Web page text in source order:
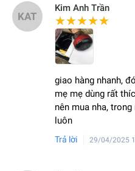
KAT
Kim Anh Trần
★★★★★
★★★★★
giao hàng nhanh,
mẹ mẹ dùng rất
nên mua nha,
luôn
Trả lời 29/04/2025